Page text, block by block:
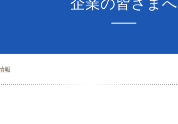
企業の皆さまへ
報